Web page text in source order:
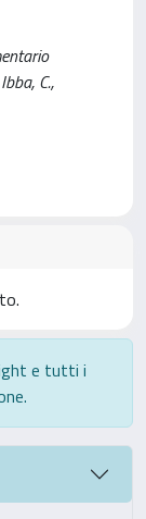
C.,
e tutti i